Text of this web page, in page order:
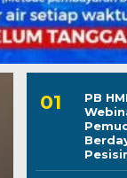
PB
Pesisir